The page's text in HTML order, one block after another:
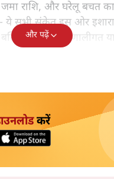
राशि, और घरेलू बचत
ये सभी संकेत इस ओर
गहरी और प्रणालीगत
और पढ़ें
करें